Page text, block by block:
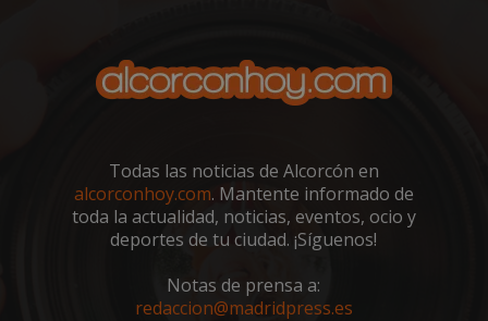
Todas las noticias de Alcorcón en
alcorconhoy.com. Mantente informado de
toda la actualidad, noticias, eventos, ocio y
deportes de tu ciudad. ¡Síguenos!
Notas de prensa a:
redaccion@madridpress.es
VISITOR_PRIVACY_METADATA
YouTube
.youtube.com